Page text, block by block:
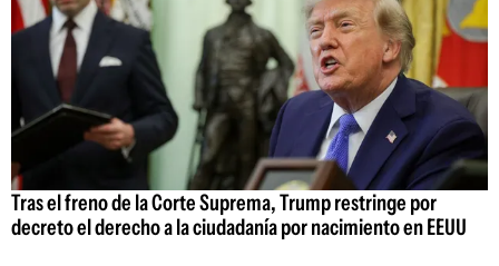
Tras el freno de la Corte Suprema, Trump restringe por
decreto el derecho a la ciudadanía por nacimiento en EEUU